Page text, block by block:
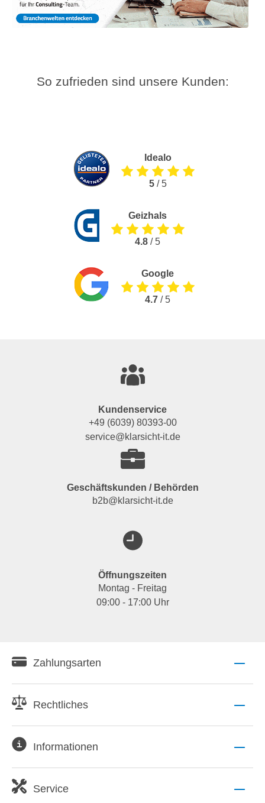
So zufrieden sind unsere Kunden:
Idealo
5/ 5
Geizhals
4.8 / 5
Google
4.7 / 5
Kundenservice
+49 (6039) 80393-00
service@klarsicht-it.de
Geschäftskunden / Behörden
b2b@klarsicht-it.de
Öffnungszeiten
Montag - Freitag
09:00 - 17:00 Uhr
Zahlungsarten
Rechtliches
Informationen
Service